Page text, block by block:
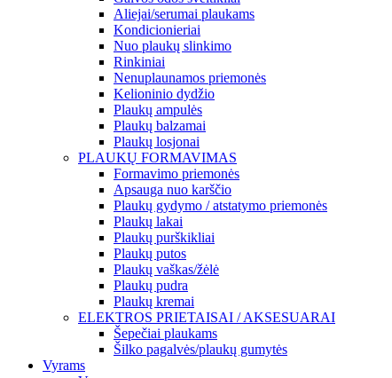
Aliejai/serumai plaukams
Kondicionieriai
Nuo plaukų slinkimo
Rinkiniai
Nenuplaunamos priemonės
Kelioninio dydžio
Plaukų ampulės
Plaukų balzamai
Plaukų losjonai
PLAUKŲ FORMAVIMAS
Formavimo priemonės
Apsauga nuo karščio
Plaukų gydymo / atstatymo priemonės
Plaukų lakai
Plaukų purškikliai
Plaukų putos
Plaukų vaškas/žėlė
Plaukų pudra
Plaukų kremai
ELEKTROS PRIETAISAI / AKSESUARAI
Šepečiai plaukams
Šilko pagalvės/plaukų gumytės
Vyrams